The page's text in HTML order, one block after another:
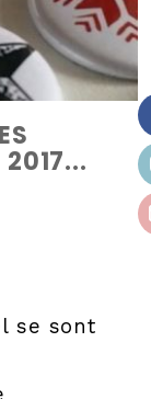
2017...
se sont